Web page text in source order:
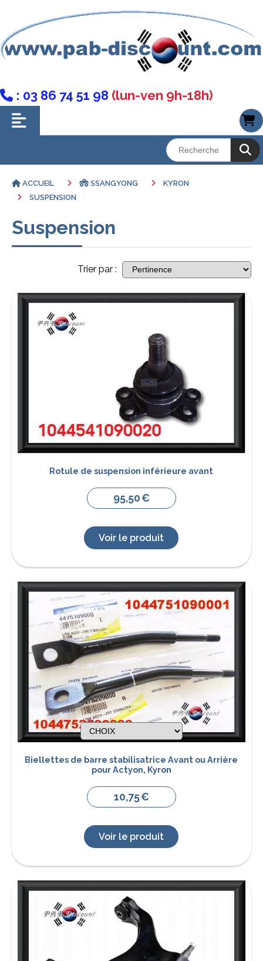
 : 03 86 74 51 98 (lun-ven 9h-18h)
ACCUEIL SSANGYONG
KYRON
SUSPENSION
Suspension
Trier par :
Rotule de suspension inférieure avant
95,50€
Voir le produit
Biellettes de barre stabilisatrice Avant ou Arrière
pour Actyon, Kyron
10,75€
Voir le produit